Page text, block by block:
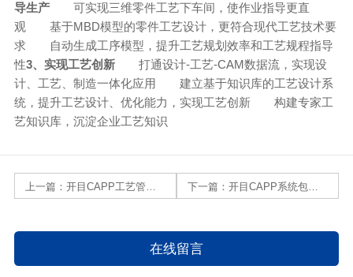
导生产可实现三维零件工艺下车间，使作业指导更直
观 基于MBD模型的零件工艺设计，更符合现代工艺技术要
求自动生成工序模型，提升工艺规划效率和工艺规程指导
性3、实现工艺创新打通设计-工艺-CAM数据流，实现设
计、工艺、制造一体化应用
建立基于知识库的工艺设计系
统，提升工艺设计、优化能力，实现工艺创新构建专家工
艺知识库，沉淀企业工艺知识
上一篇：开目CAPP工艺管理系统优势 下一篇：开目CAPP系统包括哪几大功能模块
在线留言